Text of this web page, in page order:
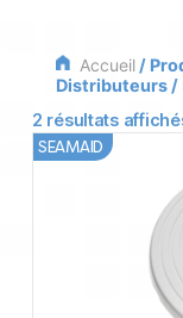
Accueil/
Distributeurs /
2 résultats
SEAMAID